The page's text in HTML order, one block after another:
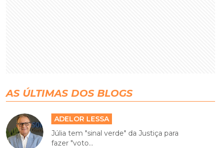
AS ÚLTIMAS DOS BLOGS
ADELOR LESSA
Júlia tem "sinal verde" da Justiça para
fazer "voto...